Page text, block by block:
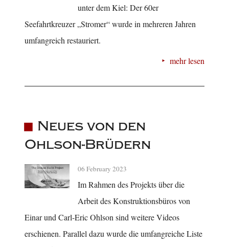
unter dem Kiel: Der 60er
Seefahrtkreuzer „Stromer“ wurde in mehreren Jahren
umfangreich restauriert.
mehr lesen
Neues von den
Ohlson-Brüdern
06 February 2023
Im Rahmen des Projekts über die
Arbeit des Konstruktionsbüros von
Einar und Carl-Eric Ohlson sind weitere Videos
erschienen. Parallel dazu wurde die umfangreiche Liste